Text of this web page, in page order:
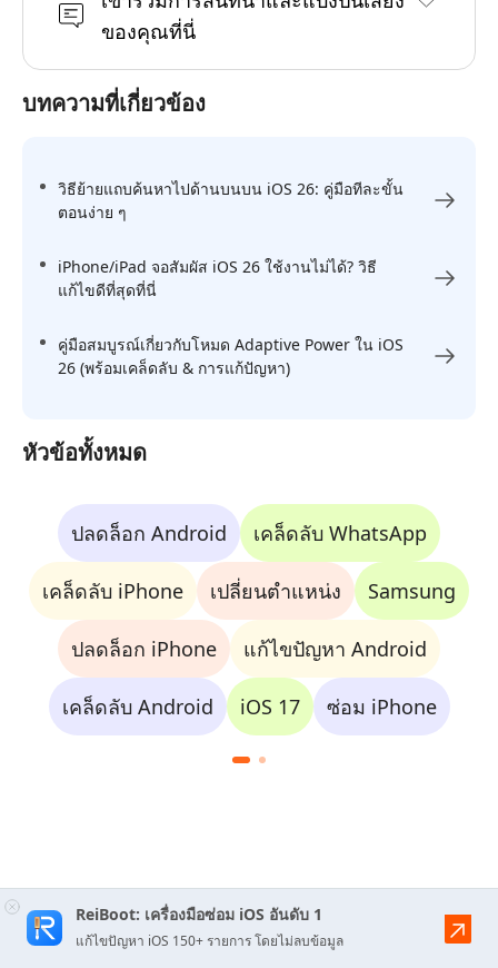
ของคุณที่นี่
บทความที่เกี่ยวข้อง
วิธีย้ายแถบค้นหาไปด้านบนบน iOS 26: คู่มือทีละขั้น
ตอนง่าย ๆ
iPhone/iPad จอสัมผัส iOS 26 ใช้งานไม่ได้? วิธี
แก้ไขดีที่สุดที่นี่
คู่มือสมบูรณ์เกี่ยวกับโหมด Adaptive Power ใน iOS
26 (พร้อมเคล็ดลับ & การแก้ปัญหา)
หัวข้อทั้งหมด
ปลดล็อก Android เคล็ดลับ WhatsApp
เคล็ดลับ iPhone เปลี่ยนตำแหน่ง Samsung
ปลดล็อก iPhone แก้ไขปัญหา Android
เคล็ดลับ Android iOS 17 ซ่อม iPhone
ReiBoot: เครื่องมือซ่อม iOS อันดับ 1
แก้ไขปัญหา iOS 150+ รายการ โดยไม่ลบข้อมูล